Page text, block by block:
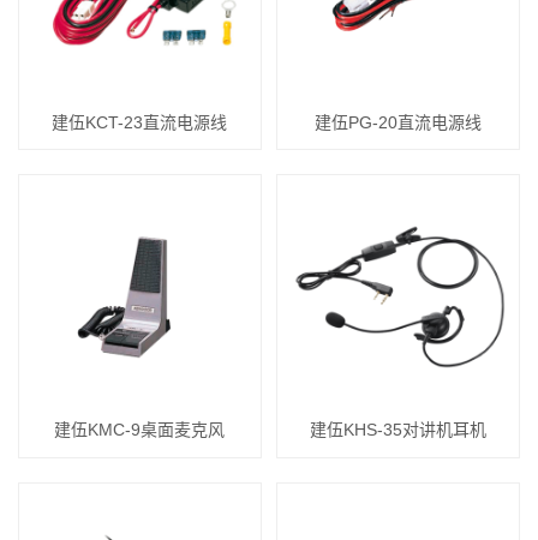
建伍KCT-23直流电源线 建伍PG-20直流电源线
建伍KMC-9桌面麦克风 建伍KHS-35对讲机耳机